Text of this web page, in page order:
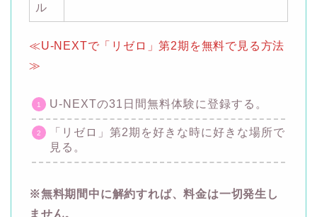
ル
≪U-NEXTで「リゼロ」第2期を無料で見る方法
≫
U-NEXTの31日間無料体験に登録する。
「リゼロ」第2期を好きな時に好きな場所で
見る。
※無料期間中に解約すれば、料金は一切発生し
ません。